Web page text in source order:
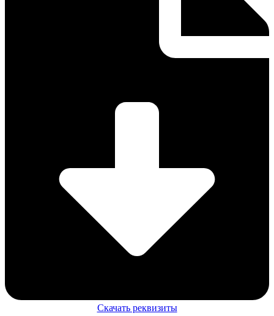
Скачать реквизиты